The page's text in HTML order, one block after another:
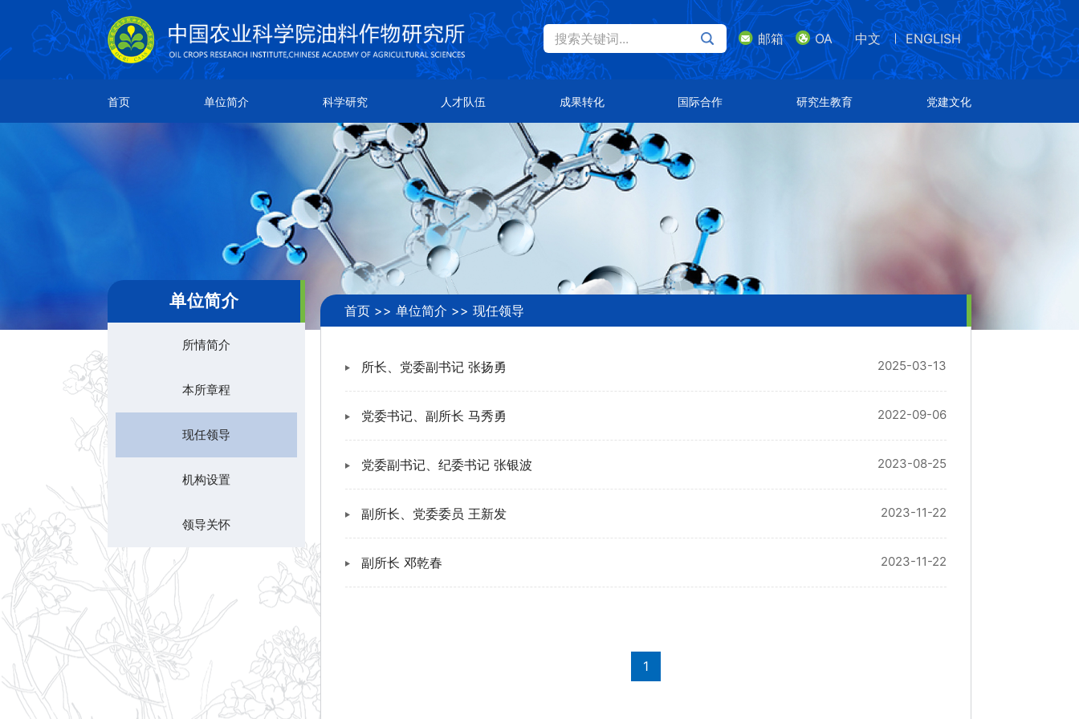
English 邮箱
科学研究 人才队伍
院士风采 主导品种
主推技术
国际合作
总体概况
合作伙伴
研究生教育 党建文化
搜索关键词... 邮箱 OA 中文 ENGLISH
首页 单位简介 科学研究 人才队伍 成果转化 国际合作 研究生教育 党建文化
单位简介
所情简介
本所章程
现任领导
机构设置
领导关怀
首页 >>单位简介 >>现任领导
2025-03-13
所长、党委副书记 张扬勇
2022-09-06
党委书记、副所长 马秀勇
2023-08-25
党委副书记、纪委书记 张银波
2023-11-22
副所长、党委委员 王新发
2023-11-22
副所长 邓乾春
1